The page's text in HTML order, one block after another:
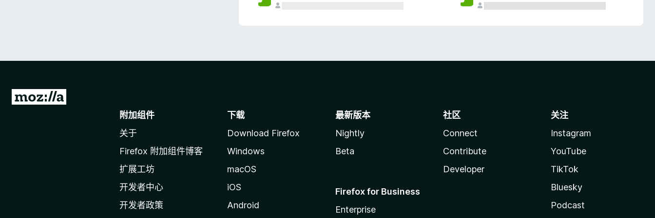
转
附加组件
关于
Firefox 附加组件博客
扩展工坊
开发者中心
开发者政策
下载
Download Firefox
Windows
macOS
iOS
Android
最新版本
Nightly
Beta
Firefox for Business
Enterprise
社区
Connect
Contribute
Developer
关注
Instagram
YouTube
TikTok
Bluesky
Podcast